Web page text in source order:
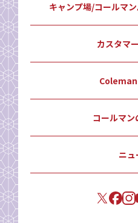
キャンプ場/コールマ
カスタマ
Coleman
コールマ
ニュ